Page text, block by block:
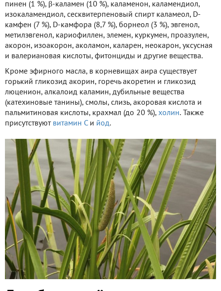
пинен (1 %), β-каламен (10 %), каламенон, каламендиол,
изокаламендиол, сесквитерпеновый спирт каламеол, D-
камфен (7 %), D-камфора (8,7 %), борнеол (3 %), эвгенол,
метилэвгенол, кариофиллен, элемен, куркумен, проазулен,
акорон, изоакорон, аколамон, каларен, неокарон, уксусная
и валериановая кислоты, фитонциды и другие вещества.
Кроме эфирного масла, в корневищах аира существует
горький гликозид акорин, горечь акоретин и гликозид
люценион, алкалоид каламин, дубильные вещества
(катехиновые танины), смолы, слизь, акоровая кислота и
пальмитиновая кислоты, крахмал (до 20 %), холин. Также
присутствуютвитамин Си йод.